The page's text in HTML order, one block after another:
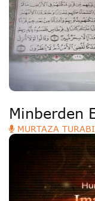
Minberden
MURTAZA TURABI